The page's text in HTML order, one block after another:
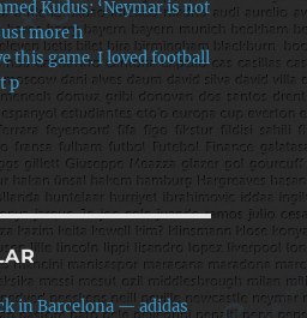
Kudus: ‘Neymar is not
more h
this game. I loved football
p
in Barcelona — adidas